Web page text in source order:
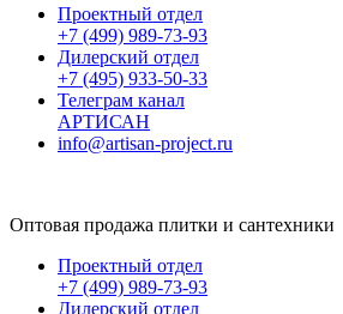
Проектный отдел
+7 (499) 989-73-93
Дилерский отдел
+7 (495) 933-50-33
Телеграм канал
АРТИСАН
info@artisan-project.ru
Оптовая продажа плитки и сантехники
Проектный отдел
+7 (499) 989-73-93
Дилерский отдел